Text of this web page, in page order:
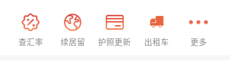
查汇率 续居留 护照更新 出租车 更多